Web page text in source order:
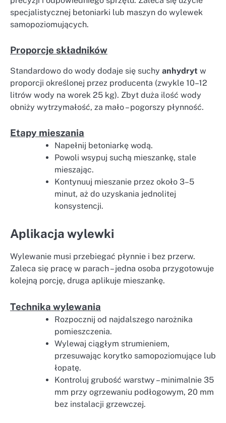
specjalistycznej betoniarki lub maszyn do wylewek
samopoziomujących.
Proporcje składników
Standardowo do wody dodaje się suchy anhydryt w
proporcji określonej przez producenta (zwykle 10–12
litrów wody na worek 25 kg). Zbyt duża ilość wody
obniży wytrzymałość, za mało – pogorszy płynność.
Etapy mieszania
Napełnij betoniarkę wodą.
Powoli wsypuj suchą mieszankę, stale
mieszając.
Kontynuuj mieszanie przez około 3–5
minut, aż do uzyskania jednolitej
konsystencji.
Aplikacja wylewki
Wylewanie musi przebiegać płynnie i bez przerw.
Zaleca się pracę w parach – jedna osoba przygotowuje
kolejną porcję, druga aplikuje mieszankę.
Technika wylewania
Rozpocznij od najdalszego narożnika
pomieszczenia.
Wylewaj ciągłym strumieniem,
przesuwając korytko samopoziomujące lub
łopatę.
Kontroluj grubość warstwy – minimalnie 35
mm przy ogrzewaniu podłogowym, 20 mm
bez instalacji grzewczej.